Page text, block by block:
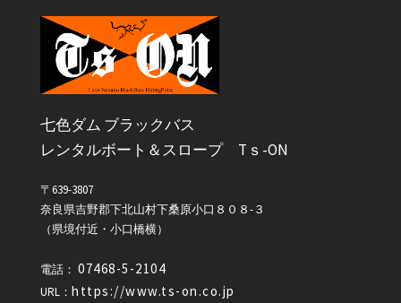
七色ダム ブラックバス
レンタルボート＆スロープ Tｓ-ON
〒639-3807
奈良県吉野郡下北山村下桑原小口８０８-３
（県境付近・小口橋横）
電話： 07468-5-2104
URL： https://www.ts-on.co.jp